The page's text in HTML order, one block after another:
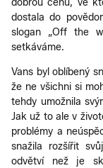
dostala do
slogan „Off the
setkáváme.
Vans byl oblíbený
že ne všichni si
tehdy umožnila
Jak už to ale v
problémy a
snažila rozšířit
odvětví než je